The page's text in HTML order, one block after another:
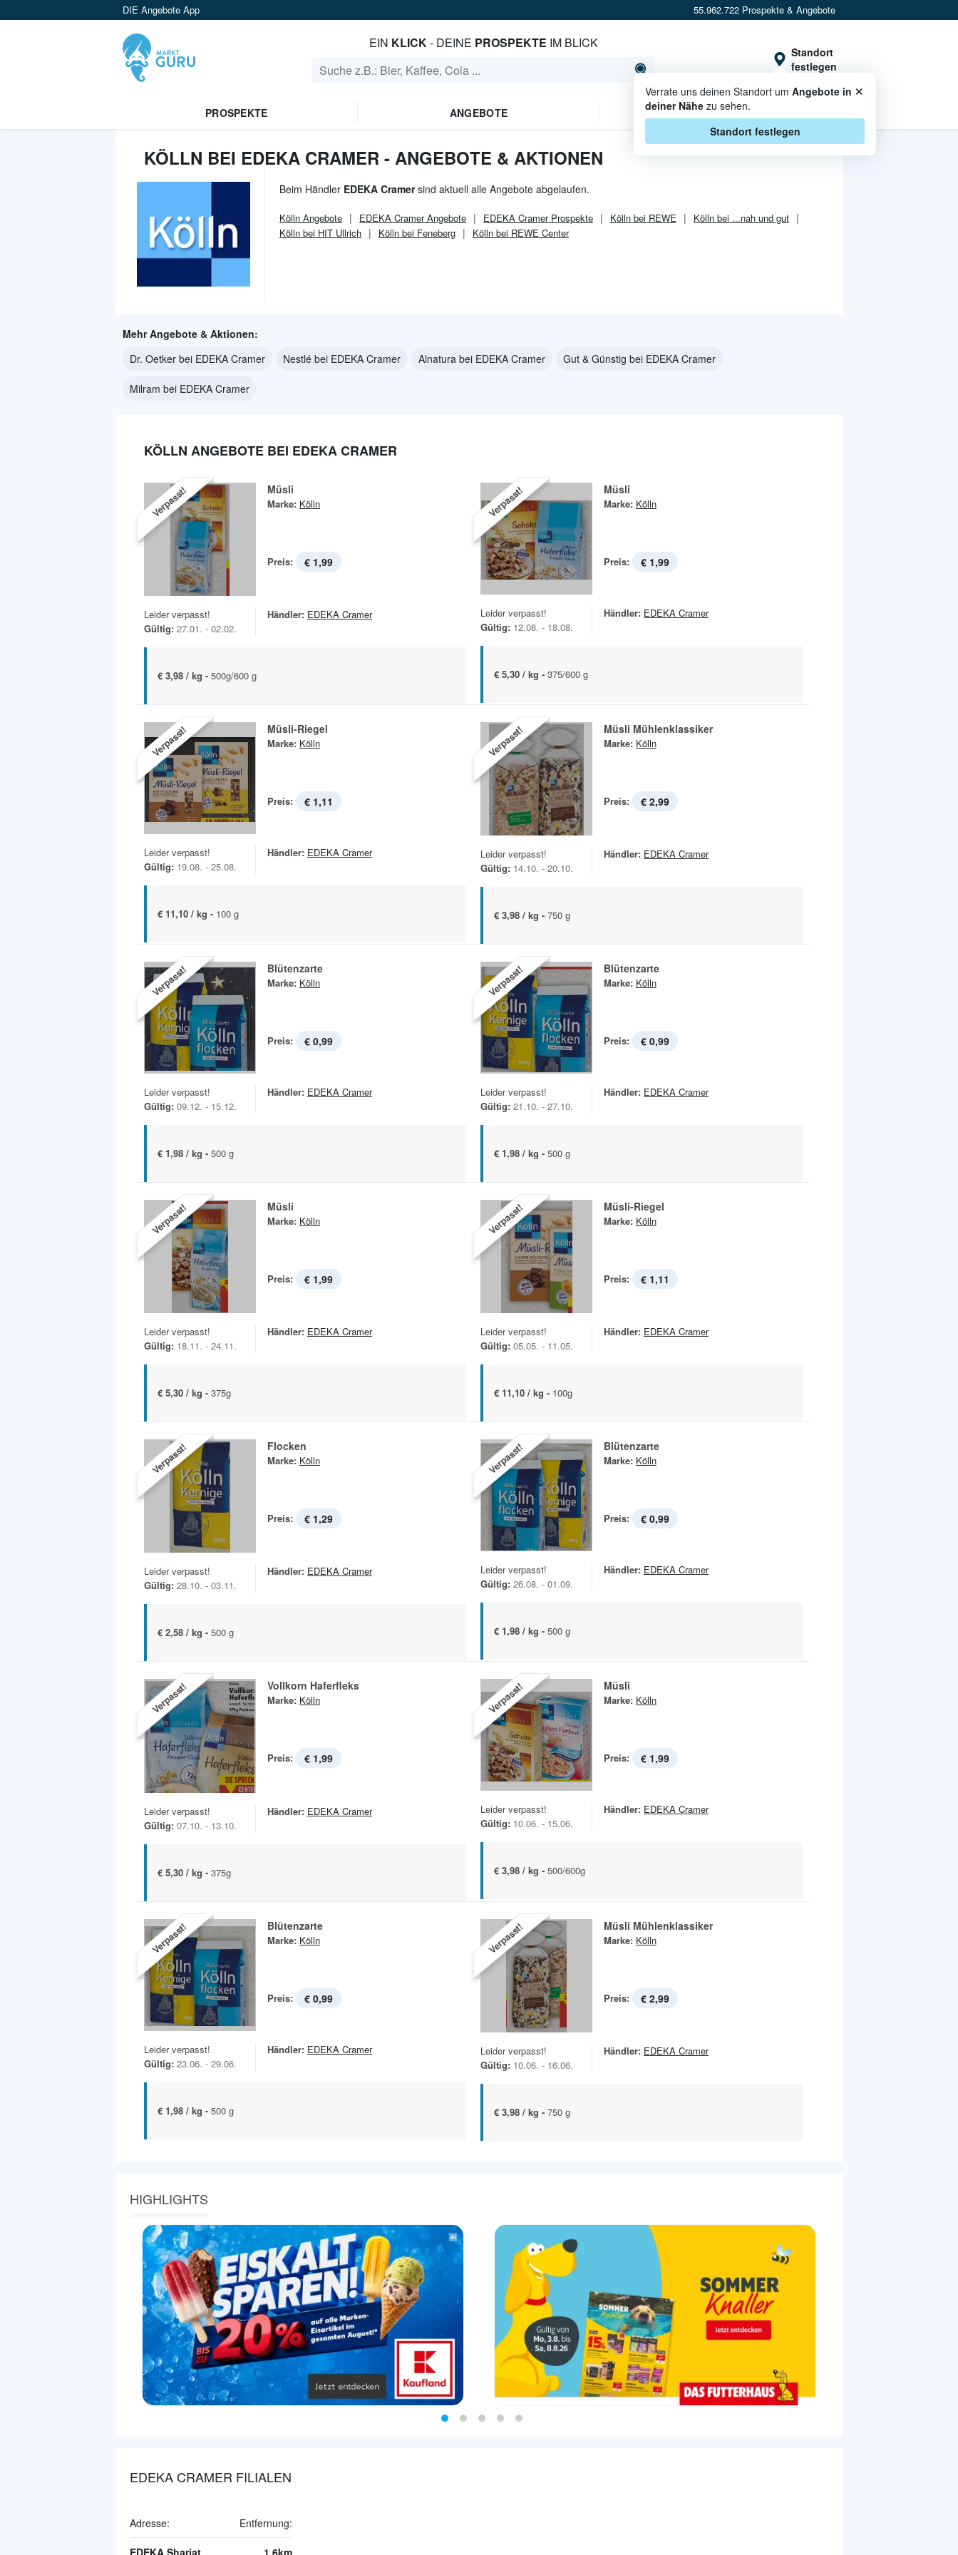
DIE Angebote App 55.962.722 Prospekte & Angebote
EIN KLICK- DEINE PROSPEKTE IM BLICK
Standort
festlegen
Verrate uns deinen Standort umAngebote in
deiner Nähe zu sehen.
Standort festlegen
×
PROSPEKTE ANGEBOTE CASHBACK
KÖLLN BEI EDEKA CRAMER - ANGEBOTE & AKTIONEN
Beim Händler EDEKA Cramersind aktuell alle Angebote abgelaufen.
Kölln Angebote EDEKA CramerAngebote EDEKA CramerProspekte Kölln bei REWE
Kölln bei ...nah und gut
Kölln bei HIT Ullrich
Kölln bei Feneberg Kölln bei REWE Center
Mehr Angebote & Aktionen:
Dr. Oetker bei EDEKA Cramer
Nestlé bei EDEKA Cramer Alnatura bei EDEKA Cramer Gut & Günstig bei EDEKA Cramer
Milram bei EDEKA Cramer
KÖLLN ANGEBOTE BEI EDEKA CRAMER
Verpasst! Müsli
Marke: Kölln
Preis: € 1,99
Leider verpasst!
Gültig: 27.01. - 02.02.
Händler: EDEKA Cramer
€ 3,98 / kg - 500g/600 g
Verpasst! Müsli
Marke: Kölln
Preis: € 1,99
Leider verpasst!
Gültig: 12.08. - 18.08.
Händler: EDEKA Cramer
€ 5,30 / kg - 375/600 g
Verpasst! Müsli-Riegel
Marke: Kölln
Preis: € 1,11
Leider verpasst!
Gültig: 19.08. - 25.08.
Händler: EDEKA Cramer
€ 11,10 / kg - 100 g
Verpasst! Müsli Mühlenklassiker
Marke: Kölln
Preis: € 2,99
Leider verpasst!
Gültig: 14.10. - 20.10.
Händler: EDEKA Cramer
€ 3,98 / kg - 750 g
Verpasst! Blütenzarte
Marke: Kölln
Preis: € 0,99
Leider verpasst!
Gültig: 09.12. - 15.12.
Händler: EDEKA Cramer
€ 1,98 / kg - 500 g
Verpasst! Blütenzarte
Marke: Kölln
Preis: € 0,99
Leider verpasst!
Gültig: 21.10. - 27.10.
Händler: EDEKA Cramer
€ 1,98 / kg - 500 g
Verpasst! Müsli
Marke: Kölln
Preis: € 1,99
Leider verpasst!
Gültig: 18.11. - 24.11.
Händler: EDEKA Cramer
€ 5,30 / kg - 375g
Verpasst! Müsli-Riegel
Marke: Kölln
Preis: € 1,11
Leider verpasst!
Gültig: 05.05. - 11.05.
Händler: EDEKA Cramer
€ 11,10 / kg - 100g
Verpasst! Flocken
Marke: Kölln
Preis: € 1,29
Leider verpasst!
Gültig: 28.10. - 03.11.
Händler: EDEKA Cramer
€ 2,58 / kg - 500 g
Verpasst! Blütenzarte
Marke: Kölln
Preis: € 0,99
Leider verpasst!
Gültig: 26.08. - 01.09.
Händler: EDEKA Cramer
€ 1,98 / kg - 500 g
Verpasst! Vollkorn Haferfleks
Marke: Kölln
Preis: € 1,99
Leider verpasst!
Gültig: 07.10. - 13.10.
Händler: EDEKA Cramer
€ 5,30 / kg - 375g
Verpasst! Müsli
Marke: Kölln
Preis: € 1,99
Leider verpasst!
Gültig: 10.06. - 15.06.
Händler: EDEKA Cramer
€ 3,98 / kg - 500/600g
Verpasst! Blütenzarte
Marke: Kölln
Preis: € 0,99
Leider verpasst!
Gültig: 23.06. - 29.06.
Händler: EDEKA Cramer
€ 1,98 / kg - 500 g
Verpasst! Müsli Mühlenklassiker
Marke: Kölln
Preis: € 2,99
Leider verpasst!
Gültig: 10.06. - 16.06.
Händler: EDEKA Cramer
€ 3,98 / kg - 750 g
HIGHLIGHTS
EDEKA CRAMER FILIALEN
Adresse: Entfernung:
EDEKA Shariat 1.6km